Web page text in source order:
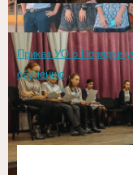
Приказ УО о Порядке
обучению